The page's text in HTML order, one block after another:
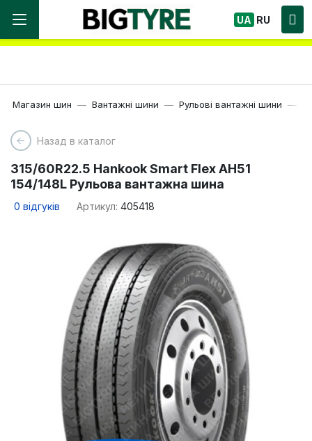
Ми працюємо! Великий вибір Шин, швидка
доставка по Україні!
UA RU
Магазин шин Вантажні шини Рульові вантажні шини
Назад в каталог
315/60R22.5 Hankook Smart Flex AH51
154/148L Рульова вантажна шина
0 відгуків Артикул: 405418